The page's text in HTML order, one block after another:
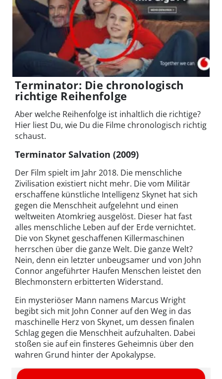
Terminator: Die chronologisch
richtige Reihenfolge
Aber welche Reihenfolge ist inhaltlich die richtige?
Hier liest Du, wie Du die Filme chronologisch richtig
schaust.
Terminator Salvation (2009)
Der Film spielt im Jahr 2018. Die menschliche
Zivilisation existiert nicht mehr. Die vom Militär
erschaffene künstliche Intelligenz Skynet hat sich
gegen die Menschheit aufgelehnt und einen
weltweiten Atomkrieg ausgelöst. Dieser hat fast
alles menschliche Leben auf der Erde vernichtet.
Die von Skynet geschaffenen Killermaschinen
herrschen über die ganze Welt. Die ganze Welt?
Nein, denn ein letzter unbeugsamer und von John
Connor angeführter Haufen Menschen leistet den
Blechmonstern erbitterten Widerstand.
Ein mysteriöser Mann namens Marcus Wright
begibt sich mit John Conner auf den Weg in das
maschinelle Herz von Skynet, um dessen finalen
Schlag gegen die Menschheit aufzuhalten. Dabei
stoßen sie auf ein finsteres Geheimnis über den
wahren Grund hinter der Apokalypse.